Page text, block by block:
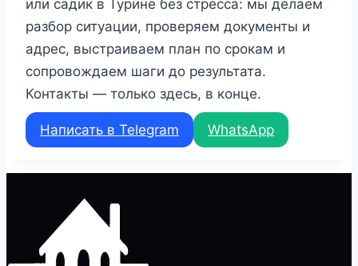
или садик в Турине без стресса: мы делаем
разбор ситуации, проверяем документы и
адрес, выстраиваем план по срокам и
сопровождаем шаги до результата.
Контакты — только здесь, в конце.
Написать в Telegram WhatsApp